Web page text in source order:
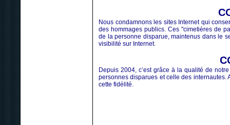
Nous condamnons les sites Internet qui
des hommages publics. Ces "cimetières de
de la personne disparue, maintenus dans le
visibilité sur Internet.
Depuis 2004, c’est grâce à la qualité de
personnes disparues et celle des internautes.
cette fidélité.